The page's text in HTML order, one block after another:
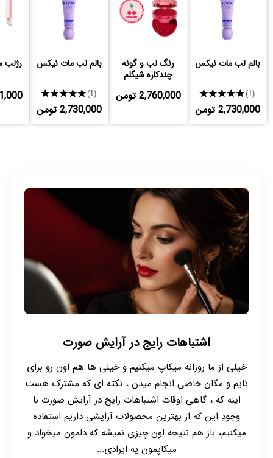
بالم لب مات نیکس
★★★★★(1)
2,730,000 تومن
رنگ لب و گونه
چندکاره شیگلم
2,760,000 تومن
بالم لب مات نیکس
★★★★★(1)
2,730,000 تومن
رژلب
اشتباهات رایج در آرایش صورت
خیلی از ما روزانه میکاپ میکنیم و خیلی ها هم اون رو برای
تایم و مکان خاصی انجام میدن ، نکته ای که مشترک هست
اینه که ، گاهی اوقات اشتباهات رایج در آرایش صورت با
وجودِ این که از بهترین محصولاتِ آرایشی داریم استفاده
میکنیم، باز هم نتیجه اون چیزی نمیشه که دلمون میخواد و
میکاپمون یه ایرادی...